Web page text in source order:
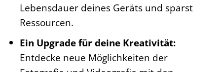
Lebensdauer deines Geräts und sparst
Ressourcen.
Ein Upgrade für deine Kreativität:
Entdecke neue Möglichkeiten der